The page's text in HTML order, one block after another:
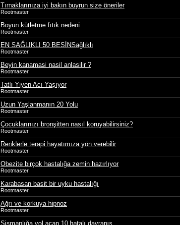
Tırnaklarınıza iyi bakın buyrun size öneriler
Rootmaster
Boyun kütletme fıtık nedeni
Rootmaster
EN SAĞLIKLI 50 BESİNSağlıklı
Rootmaster
Beyin kanamasi nasil anlasilir ?
Rootmaster
Tatlı Yiyen Acı Yaşıyor
Rootmaster
Uzun Yaşlanmanın 20 Yolu
Rootmaster
Çocuklarınızı bronşitten nasıl koruyabilirsiniz?
Rootmaster
Renklerle terapi hayatımıza yön verebilir
Rootmaster
Obezite birçok hastalığa zemin hazırlıyor
Rootmaster
Karabasan basit bir uyku hastalığı
Rootmaster
Ağrı ve korkuya hipnoz
Rootmaster
Şişmanlığa yol açan 10 hatalı davranış